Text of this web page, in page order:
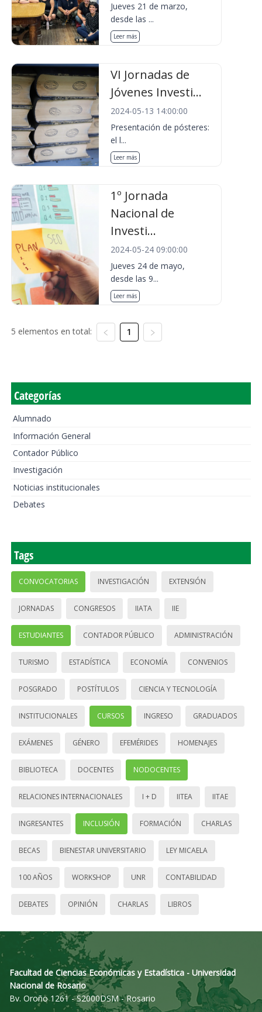
Jueves 21 de marzo,
desde las ...
Leer más
VI Jornadas de
Jóvenes Investi...
2024-05-13 14:00:00
Presentación de pósteres:
el l...
Leer más
1º Jornada
Nacional de
Investi...
2024-05-24 09:00:00
Jueves 24 de mayo,
desde las 9...
Leer más
5 elementos en total: 1
Categorías
Alumnado
Información General
Contador Público
Investigación
Noticias institucionales
Debates
Tags
CONVOCATORIAS INVESTIGACIÓN EXTENSIÓN
JORNADAS CONGRESOS IIATA IIE
ESTUDIANTES CONTADOR PÚBLICO ADMINISTRACIÓN
TURISMO ESTADÍSTICA ECONOMÍA CONVENIOS
POSGRADO POSTÍTULOS CIENCIA Y TECNOLOGÍA
INSTITUCIONALES CURSOS INGRESO GRADUADOS
EXÁMENES GÉNERO EFEMÉRIDES HOMENAJES
BIBLIOTECA DOCENTES NODOCENTES
RELACIONES INTERNACIONALES I + D IITEA IITAE
INGRESANTES INCLUSIÓN FORMACIÓN CHARLAS
BECAS BIENESTAR UNIVERSITARIO LEY MICAELA
100 AÑOS WORKSHOP UNR CONTABILIDAD
DEBATES OPINIÓN CHARLAS LIBROS
Facultad de Ciencias Económicas y Estadística - Universidad
Nacional de Rosario
Bv. Oroño 1261 - S2000DSM - Rosario